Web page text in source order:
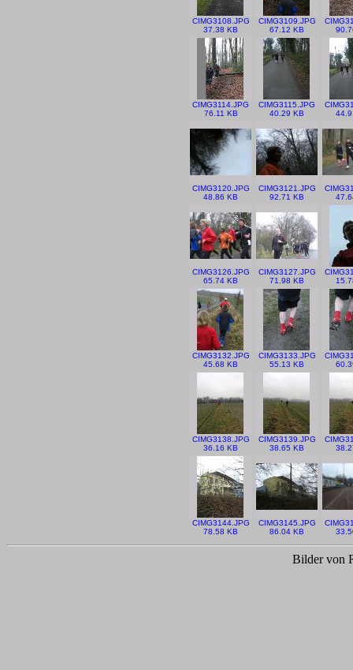
CIMG3108.JPG
37.38 KB
CIMG3109.JPG
67.12 KB
CIMG3114.JPG
76.11 KB
CIMG3115.JPG
40.29 KB
CIMG3120.JPG
48.86 KB
CIMG3121.JPG
92.71 KB
CIMG3126.JPG
65.74 KB
CIMG3127.JPG
71.98 KB
CIMG3132.JPG
45.68 KB
CIMG3133.JPG
55.13 KB
CIMG3138.JPG
36.16 KB
CIMG3139.JPG
38.65 KB
CIMG3144.JPG
78.58 KB
CIMG3145.JPG
86.04 KB
Bilder von